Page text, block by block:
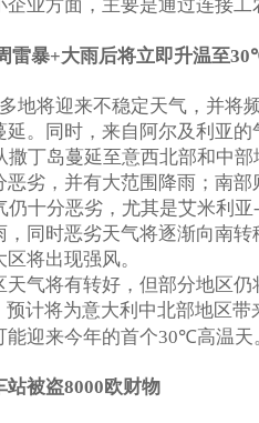
雷暴+大雨后将立即升温至
地将迎来不稳定天气，并将
。同时，来自阿尔及利亚的
撒丁岛蔓延至意西北部和中
劣，并有大范围降雨；南部
仍十分恶劣，尤其是艾米利亚-
同时恶劣天气将逐渐向南
将出现强风。
天气将有转好，但部分地区
预计将为意大利中北部地区
迎来今年的首个30℃高温天。
站被盗8000欧财物